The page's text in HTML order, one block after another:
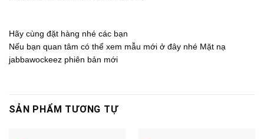
Hãy cùng đặt hàng nhé các bạn
Nếu bạn quan tâm có thể xem mẫu mới ở đây nhé Mặt nạ
jabbawockeez phiên bản mới
SẢN PHẨM TƯƠNG TỰ